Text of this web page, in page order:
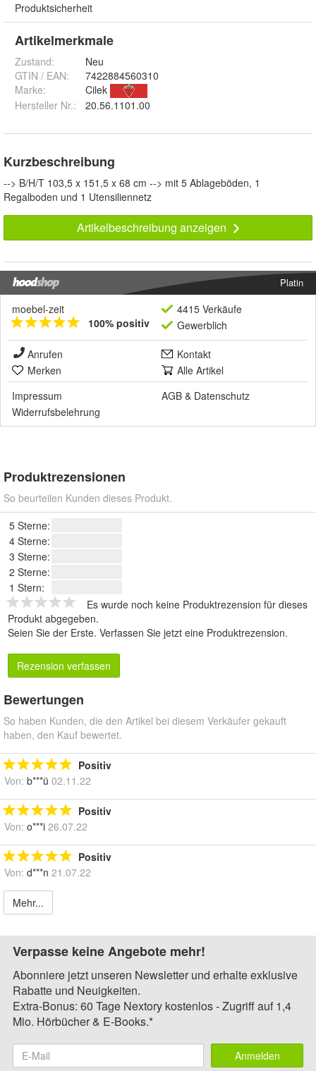
Produktsicherheit
Artikelmerkmale
Zustand:
Neu
GTIN / EAN:
7422884560310
Marke:
Cilek
Hersteller Nr.:
20.56.1101.00
Kurzbeschreibung
--> B/H/T 103,5 x 151,5 x 68 cm --> mit 5 Ablageböden, 1
Regalboden und 1 Utensiliennetz
Artikelbeschreibung anzeigen
Platin
moebel-zeit
100% positiv
4415 Verkäufe
Gewerblich
Anrufen
Kontakt
Merken
Alle Artikel
Impressum
AGB & Datenschutz
Widerrufsbelehrung
Produktrezensionen
So beurteilen Kunden dieses Produkt.
5 Sterne:
4 Sterne:
3 Sterne:
2 Sterne:
1 Stern:
Es wurde noch keine Produktrezension für dieses
Produkt abgegeben.
Seien Sie der Erste. Verfassen Sie jetzt eine Produktrezension.
Rezension verfassen
Bewertungen
So haben Kunden, die den Artikel bei diesem Verkäufer gekauft
haben, den Kauf bewertet.
Positiv
Von: b***ü 02.11.22
Positiv
Von: o***i 26.07.22
Positiv
Von: d***n 21.07.22
Mehr...
Verpasse keine Angebote mehr!
Abonniere jetzt unseren Newsletter und erhalte exklusive
Rabatte und Neuigkeiten.
Extra-Bonus: 60 Tage Nextory kostenlos - Zugriff auf 1,4
Mio. Hörbücher & E-Books.*
Anmelden